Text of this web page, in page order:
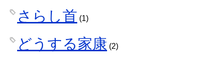
さらし首 (1)
どうする家康 (2)